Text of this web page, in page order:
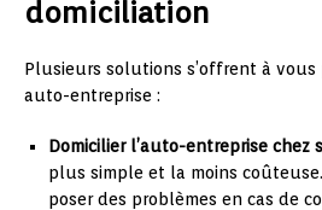
domiciliation
Plusieurs solutions s’offrent à
auto-entreprise :
Domicilier l’auto-entreprise chez
plus simple et la moins
poser des problèmes en cas de